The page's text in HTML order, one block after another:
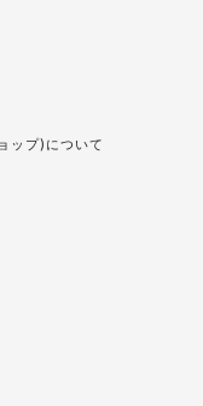
ップ)について